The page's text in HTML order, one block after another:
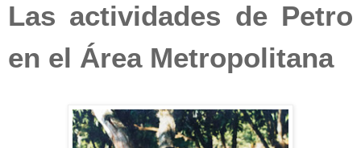
Las actividades de Petro
en el Área Metropolitana